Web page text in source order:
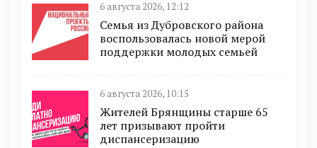
6 августа 2026, 12:12
Семья из Дубровского района
воспользовалась новой мерой
поддержки молодых семьей
6 августа 2026, 10:15
Жителей Брянщины старше 65
лет призывают пройти
диспансеризацию